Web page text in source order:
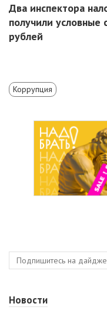
Два инспектора
получили условные
рублей
Коррупция
Новости